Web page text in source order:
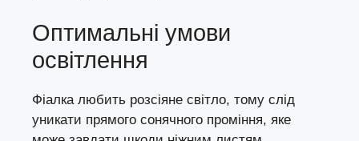
Оптимальні умови
освітлення
Фіалка любить розсіяне світло, тому слід
уникати прямого сонячного проміння, яке